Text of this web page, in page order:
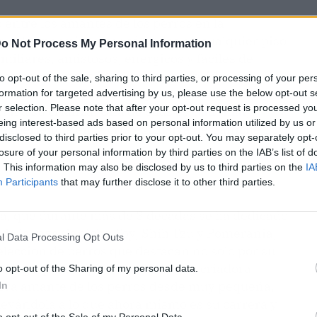
Not Process My Personal Information
opt-out of the sale, sharing to third parties, or processing of your
for targeted advertising by us, please use the below opt-out
selection. Please note that after your opt-out request is processed
interest-based ads based on personal information utilized by us
to third parties prior to your opt-out. You may separately
of your personal information by third parties on the IAB’s list of
This information may also be disclosed by us to third parties on the
Participants that may further disclose it to other third parties.
Data Processing Opt Outs
opt-out of the Sharing of my personal data.
los amantes de los perros en la
les permite estar cómodos en cualquier piso
amistosos, enérgicos y fáciles de
otras razas igualmente preferidas por
En España se pueden adquirir estos
a su crianza. Una de ellas esGallumar,
en la cría exclusiva de Caniche Toy,
que durante más de 3 décadas se ha dedicado
la raza Caniche Toy, Shih Tzu y Pomerania,
de perros que destacan no solo por su
pese a que se trata de una criadora
amante de los perros desde muy pequeña,
a lo que ahora mismo es su carrera y